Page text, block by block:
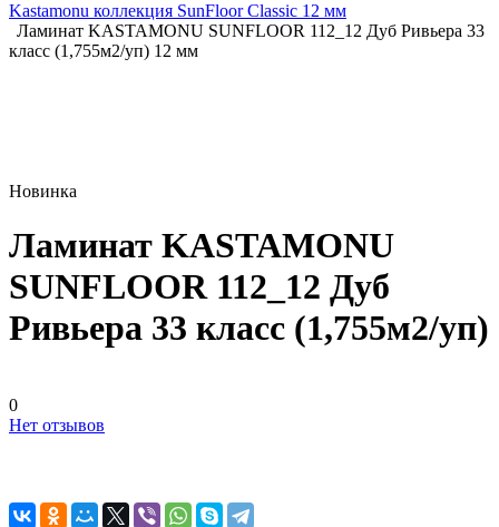
Kastamonu коллекция SunFloor Classic 12 мм
Ламинат KASTAMONU SUNFLOOR 112_12 Дуб Ривьера 33
класс (1,755м2/уп) 12 мм
Новинка
Ламинат KASTAMONU
SUNFLOOR 112_12 Дуб
Ривьера 33 класс (1,755м2/уп)
0
Нет отзывов